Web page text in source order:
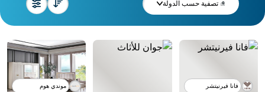
تصفية حسب الدولة
فانا فيرنيتشر موندي هوم